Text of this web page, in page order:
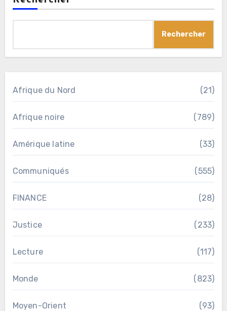
Rechercher
Afrique du Nord (21)
Afrique noire (789)
Amérique latine (33)
Communiqués (555)
FINANCE (28)
Justice (233)
Lecture (117)
Monde (823)
Moyen-Orient (93)